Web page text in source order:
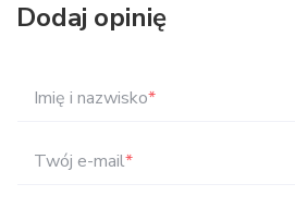
Dodaj opinię
Imię i nazwisko*
Twój e-mail*